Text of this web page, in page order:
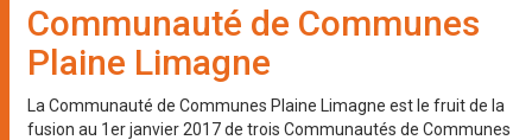
Communauté de Communes
Plaine Limagne
La Communauté de Communes Plaine Limagne est le fruit de la
fusion au 1er janvier 2017 de trois Communautés de Communes